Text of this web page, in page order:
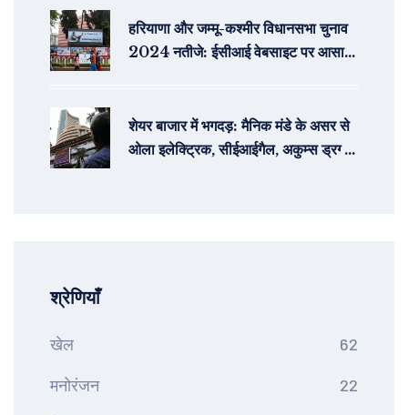
हरियाणा और जम्मू-कश्मीर विधानसभा चुनाव
2024 नतीजे: ईसीआई वेबसाइट पर आसानी
शेयर बाजार में भगदड़: मैनिक मंडे के असर से
ओला इलेक्ट्रिक, सीईआईगैल, अकुम्स ड्रग्स
श्रेणियाँ
खेल 62
मनोरंजन 22